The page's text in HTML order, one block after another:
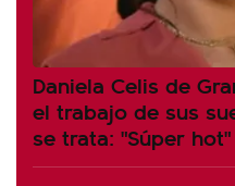
Daniela Celis de
el trabajo de sus
se trata: "Súper hot"